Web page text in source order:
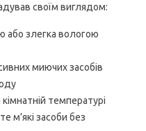
своїм виглядом:
або злегка вологою
миючих засобів
температурі
м’які засоби без